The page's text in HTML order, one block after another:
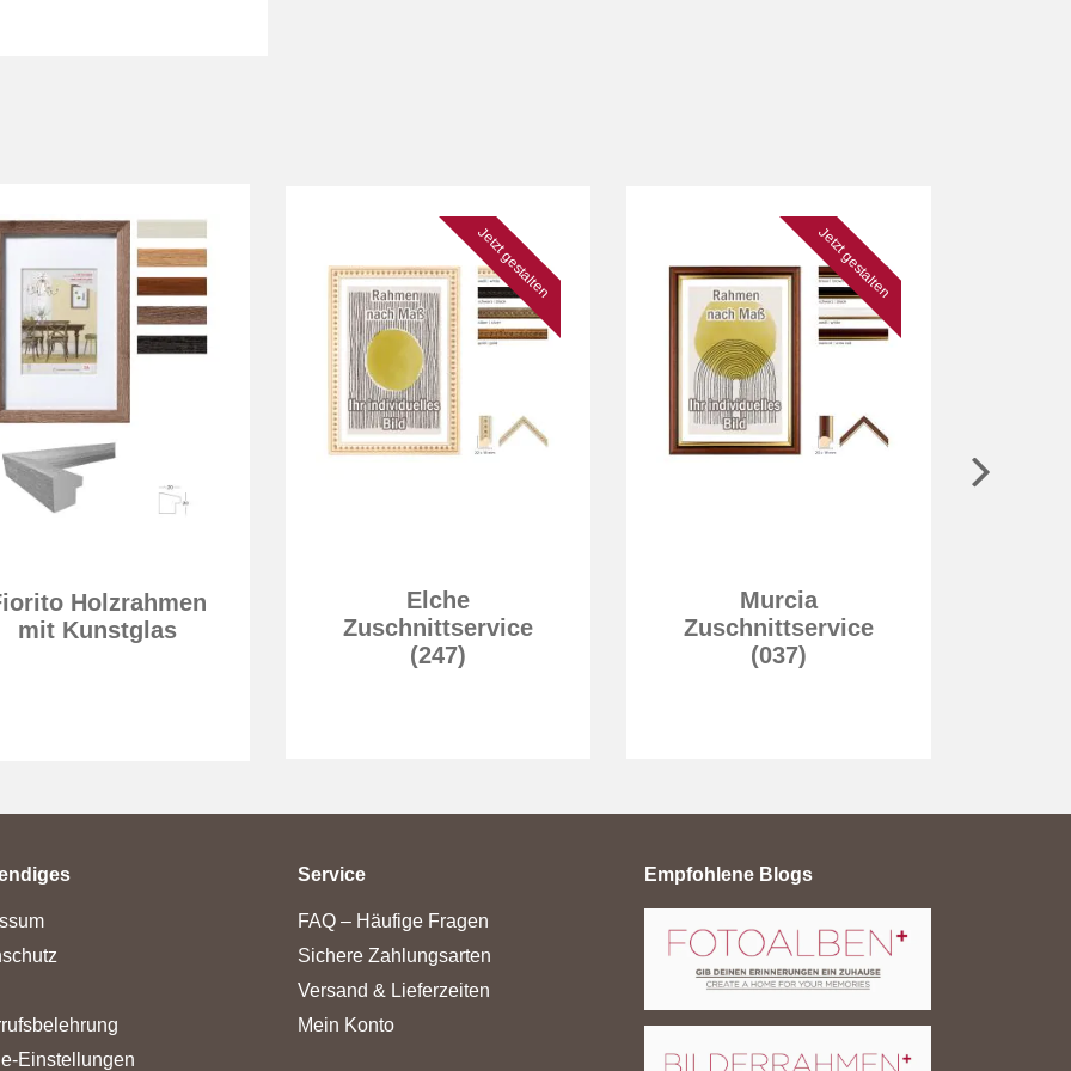
Holzrahmen
mit Kunstglas
Jetzt gestalten
Elche
Zuschnittservice
(247)
Jetzt gestalten
Murcia
Zuschnittservice
(037)
Einstellungen
Service
FAQ – Häufige Fragen
Sichere Zahlungsarten
Versand & Lieferzeiten
Mein Konto
Empfohlene Blogs